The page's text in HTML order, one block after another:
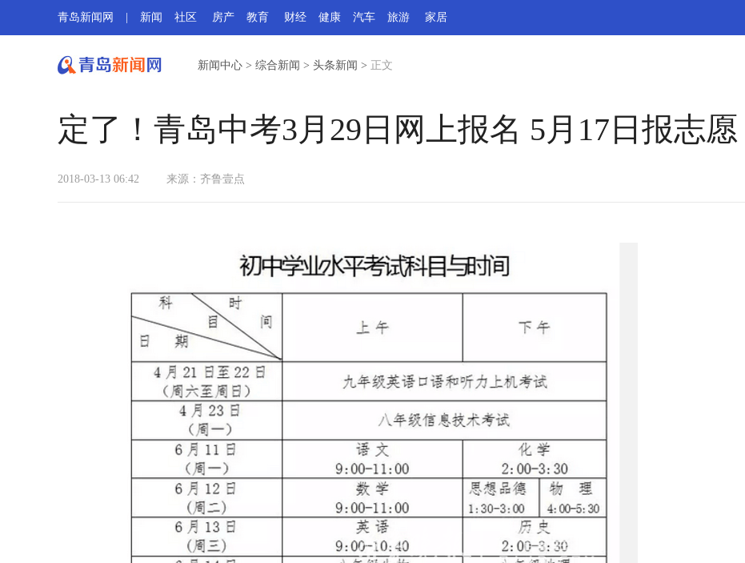
青岛新闻网 新闻 社区 房产 教育 财经 健康 汽车 旅游 家居
新闻中心 > 综合新闻 > 头条新闻 > 正文
定了！青岛中考3月29日网上报名 5月17日报志愿
2018-03-13 06:42 来源： 齐鲁壹点